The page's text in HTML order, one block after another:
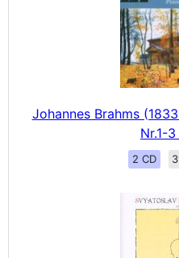
Johannes Brahms
Nr.1-
2 CD